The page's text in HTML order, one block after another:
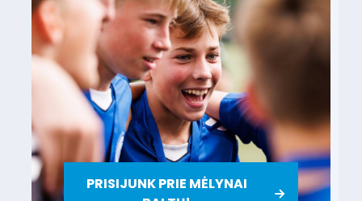
PRISIJUNK PRIE MĖLYNAI